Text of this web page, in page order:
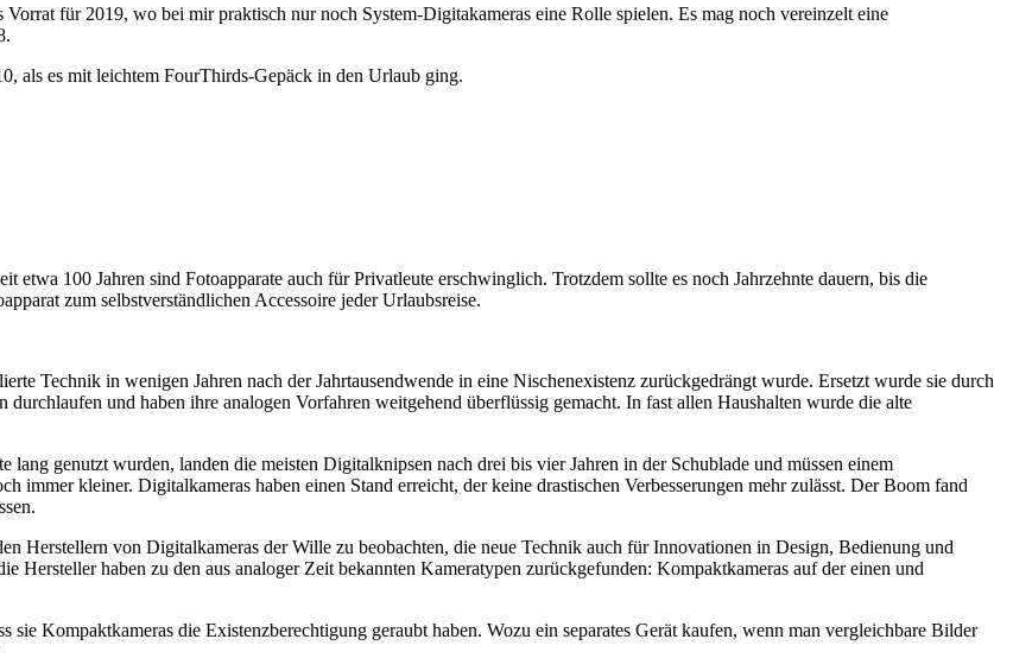
für 2019, wo bei mir praktisch nur noch System-Digitakameras eine Rolle spielen. Es mag noch vereinzelt eine
als es mit leichtem FourThirds-Gepäck in den Urlaub ging.
100 Jahren sind Fotoapparate auch für Privatleute erschwinglich. Trotzdem sollte es noch Jahrzehnte dauern, bis die
zum selbstverständlichen Accessoire jeder Urlaubsreise.
Technik in wenigen Jahren nach der Jahrtausendwende in eine Nischenexistenz zurückgedrängt wurde. Ersetzt wurde sie durch
und haben ihre analogen Vorfahren weitgehend überflüssig gemacht. In fast allen Haushalten wurde die alte
lang genutzt wurden, landen die meisten Digitalknipsen nach drei bis vier Jahren in der Schublade und müssen einem
immer kleiner. Digitalkameras haben einen Stand erreicht, der keine drastischen Verbesserungen mehr zulässt. Der Boom fand
Herstellern von Digitalkameras der Wille zu beobachten, die neue Technik auch für Innovationen in Design, Bedienung und
Hersteller haben zu den aus analoger Zeit bekannten Kameratypen zurückgefunden: Kompaktkameras auf der einen und
sie Kompaktkameras die Existenzberechtigung geraubt haben. Wozu ein separates Gerät kaufen, wenn man vergleichbare Bilder